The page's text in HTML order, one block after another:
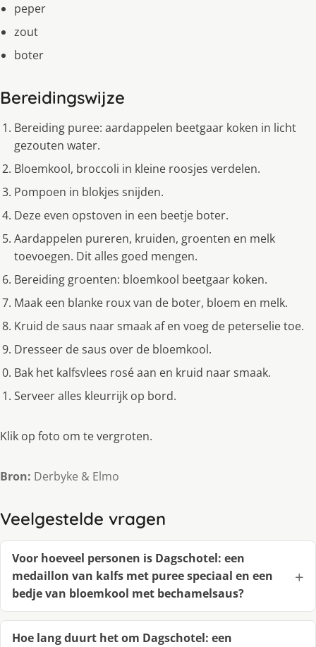
peper
zout
boter
Bereidingswijze
Bereiding puree: aardappelen beetgaar koken in licht
gezouten water.
Bloemkool, broccoli in kleine roosjes verdelen.
Pompoen in blokjes snijden.
Deze even opstoven in een beetje boter.
Aardappelen pureren, kruiden, groenten en melk
toevoegen. Dit alles goed mengen.
Bereiding groenten: bloemkool beetgaar koken.
Maak een blanke roux van de boter, bloem en melk.
Kruid de saus naar smaak af en voeg de peterselie toe.
Dresseer de saus over de bloemkool.
Bak het kalfsvlees rosé aan en kruid naar smaak.
Serveer alles kleurrijk op bord.
Klik op foto om te vergroten.
Bron: Derbyke & Elmo
Veelgestelde vragen
Voor hoeveel personen is Dagschotel: een
medaillon van kalfs met puree speciaal en een
bedje van bloemkool met bechamelsaus?
Hoe lang duurt het om Dagschotel: een